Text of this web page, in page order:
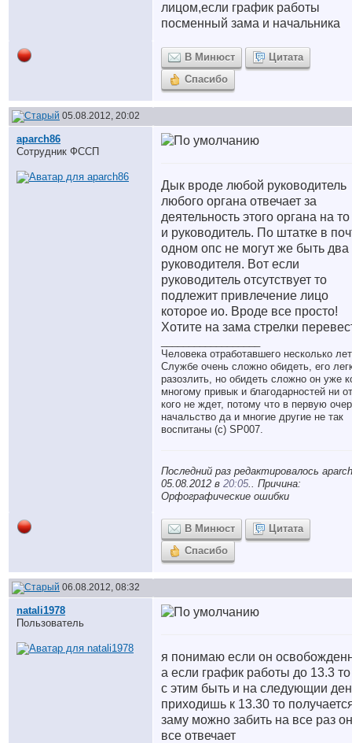
лицом,если график работы
посменный зама и начальника
В Минюст
Цитата
Спасибо
05.08.2012, 20:02
aparch86
Сотрудник ФССП
Дык вроде любой руководитель
любого органа отвечает за
деятельность этого органа на
и руководитель. По штатке в
одном опс не могут же быть два
руководителя. Вот если
руководитель отсутствует то
подлежит привлечение лицо
которое ио. Вроде все просто!
Хотите на зама стрелки
Человека отработавшего несколько
Службе очень сложно обидеть, его
разозлить, но обидеть сложно он уже
многому привык и благодарностей ни от
кого не ждет, потому что в первую
начальство да и многие другие не так
воспитаны (с) SP007.
Последний раз редактировалось
05.08.2012 в 20:05.. Причина:
Орфографические ошибки
В Минюст
Цитата
Спасибо
06.08.2012, 08:32
natali1978
Пользователь
я понимаю если он
а если график работы до 13.3 то
с этим быть и на следующии
приходишь к 13.30 то
заму можно забить на все раз
все отвечает